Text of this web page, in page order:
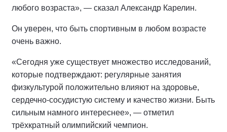
любого возраста», — сказал Александр Карелин.
Он уверен, что быть спортивным в любом возрасте
очень важно.
«Сегодня уже существует множество исследований,
которые подтверждают: регулярные занятия
физкультурой положительно влияют на здоровье,
сердечно-сосудистую систему и качество жизни. Быть
сильным намного интереснее», — отметил
трёхкратный олимпийский чемпион.